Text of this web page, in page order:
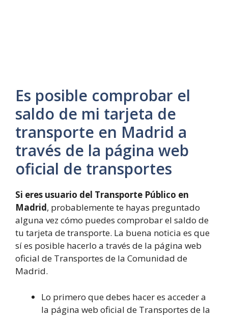
Es posible comprobar el
saldo de mi tarjeta de
transporte en Madrid a
través de la página web
oficial de transportes
Si eres usuario del Transporte Público en
Madrid, probablemente te hayas preguntado
alguna vez cómo puedes comprobar el saldo de
tu tarjeta de transporte. La buena noticia es que
sí es posible hacerlo a través de la página web
oficial de Transportes de la Comunidad de
Madrid.
Lo primero que debes hacer es acceder a
la página web oficial de Transportes de la